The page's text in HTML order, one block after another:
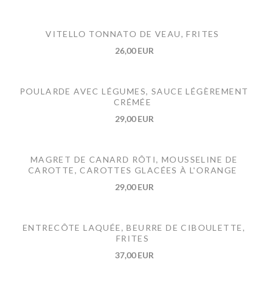
VITELLO TONNATO DE VEAU, FRITES
26,00 EUR
POULARDE AVEC LÉGUMES, SAUCE LÉGÈREMENT
CRÉMÉE
29,00 EUR
MAGRET DE CANARD RÔTI, MOUSSELINE DE
CAROTTE, CAROTTES GLACÉES À L'ORANGE
29,00 EUR
ENTRECÔTE LAQUÉE, BEURRE DE CIBOULETTE,
FRITES
37,00 EUR